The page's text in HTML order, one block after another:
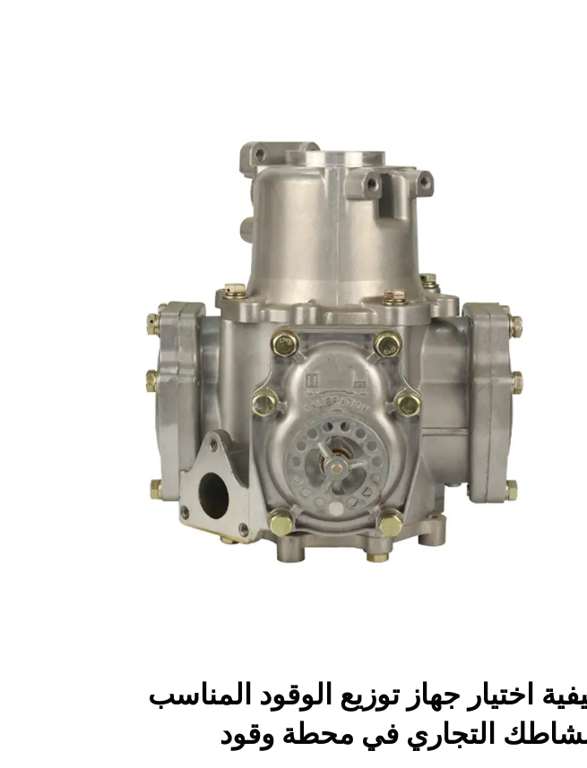
اختيار جهاز توزيع الوقود المناسب
التجاري في محطة وقود